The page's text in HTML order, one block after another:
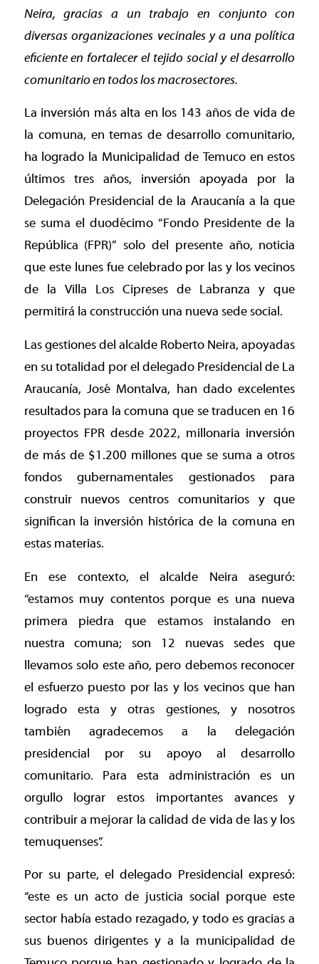
Neira, gracias a un trabajo en conjunto con
diversas organizaciones vecinales y a una política
eficiente en fortalecer el tejido social y el desarrollo
comunitario en todos los macrosectores.
La inversión más alta en los 143 años de vida de
la comuna, en temas de desarrollo comunitario,
ha logrado la Municipalidad de Temuco en estos
últimos tres años, inversión apoyada por la
Delegación Presidencial de la Araucanía a la que
se suma el duodécimo “Fondo Presidente de la
República (FPR)” solo del presente año, noticia
que este lunes fue celebrado por las y los vecinos
de la Villa Los Cipreses de Labranza y que
permitirá la construcción una nueva sede social.
Las gestiones del alcalde Roberto Neira, apoyadas
en su totalidad por el delegado Presidencial de La
Araucanía, José Montalva, han dado excelentes
resultados para la comuna que se traducen en 16
proyectos FPR desde 2022, millonaria inversión
de más de $1.200 millones que se suma a otros
fondos gubernamentales gestionados para
construir nuevos centros comunitarios y que
significan la inversión histórica de la comuna en
estas materias.
En ese contexto, el alcalde Neira aseguró:
“estamos muy contentos porque es una nueva
primera piedra que estamos instalando en
nuestra comuna; son 12 nuevas sedes que
llevamos solo este año, pero debemos reconocer
el esfuerzo puesto por las y los vecinos que han
logrado esta y otras gestiones, y nosotros
también agradecemos a la delegación
presidencial por su apoyo al desarrollo
comunitario. Para esta administración es un
orgullo lograr estos importantes avances y
contribuir a mejorar la calidad de vida de las y los
temuquenses”.
Por su parte, el delegado Presidencial expresó:
“este es un acto de justicia social porque este
sector había estado rezagado, y todo es gracias a
sus buenos dirigentes y a la municipalidad de